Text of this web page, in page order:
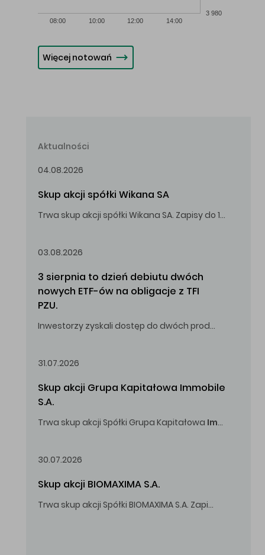
08:00 10:00 12:00 14:00
3 980
Więcej notowań
Aktualności
04.08.2026
Skup akcji spółki Wikana SA
Trwa skup akcji spółki Wikana SA. Zapisy do 14.08.2026 r. do godz. 16.00.
03.08.2026
3 sierpnia to dzień debiutu dwóch
nowych ETF-ów na obligacje z TFI
PZU.
Inwestorzy zyskali dostęp do dwóch produktów umożliwiających inwestowanie w obligacje skarbowe.
31.07.2026
Skup akcji Grupa Kapitałowa Immobile
S.A.
Trwa skup akcji Spółki Grupa Kapitałowa Immobile
30.07.2026
Skup akcji BIOMAXIMA S.A.
Trwa skup akcji Spółki BIOMAXIMA S.A. Zapisy do 4 sierpnia 2026 r. do godz. 16.00.